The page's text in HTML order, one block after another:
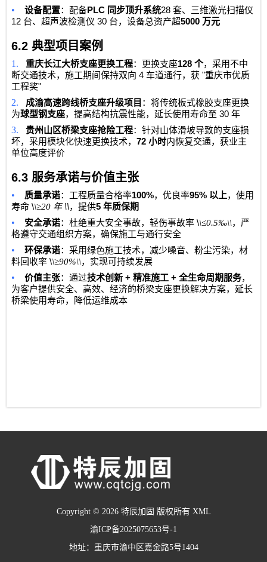
• 设备配置：配备PLC 同步顶升系统28套、三维激光扫描仪
12 台、超声波检测仪 30 台，设备总资产超5000 万元
6.2典型项目案例
1. 重庆长江大桥支座更换工程：更换支座128个，采用不中
断交通技术，施工期间保持双向 4 车道通行，获 "重庆市优质
工程奖"
2.
成渝高速跨线桥支座升级项目 ：将传统板式橡胶支座更换
为球型钢支座，提高结构抗震性能，延长使用寿命至 30年
3. 贵州山区桥梁支座抢险工程：针对山体滑坡导致的支座损
坏，采用模块化快速更换技术，72小时内恢复交通，获业主
单位高度评价
6.3服务承诺与价值主张
• 质量承诺：工程质量合格率100%，优良率95% 以上，使用
寿命 \\≥20 年\\，提供5年质保期
• 安全承诺：杜绝重大安全事故，轻伤事故率 \\≤0.5‰\\，严
格遵守交通组织方案，确保施工与通行安全
• 环保承诺：采用绿色施工技术，减少噪音、粉尘污染，材
料回收率 \\≥90%\\，实现可持续发展
• 价值主张：通过技术创新 +精准施工 +全生命周期服务，
为客户提供安全、高效、经济的桥梁支座更换解决方案，延长
桥梁使用寿命，降低运维成本
Copyright © 2026 特辰加固 版权所有 XML
渝ICP备2025075653号-1
地址：重庆市渝中区嘉金路5号1404